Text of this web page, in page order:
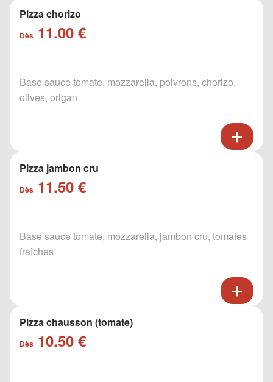
Pizza chorizo
Dès 11.00 €
Base sauce tomate, mozzarella, poivrons, chorizo,
olives, origan
Pizza jambon cru
Dès 11.50 €
Base sauce tomate, mozzarella, jambon cru, tomates
fraîches
Pizza chausson (tomate)
Dès 10.50 €